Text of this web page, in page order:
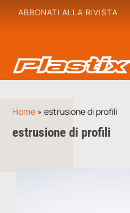
ABBONATI ALLA RIVISTA
Home » estrusione di profili
estrusione di profili